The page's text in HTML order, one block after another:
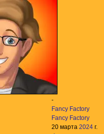
-
Fancy Factory
Fancy Factory
20 марта 2024 г.